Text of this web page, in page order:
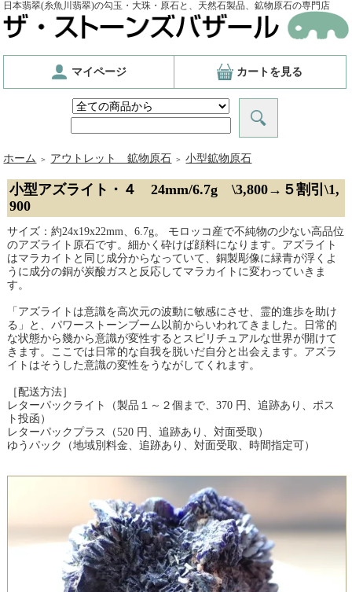
日本翡翠(糸魚川翡翠)の勾玉・大珠・原石と、天然石製品、鉱物原石の専門店
マイページ カートを見る
ホーム ＞ アウトレット 鉱物原石 ＞ 小型鉱物原石
小型アズライト・４ 24mm/6.7g \3,800→５割引\1,
900
サイズ：約24x19x22mm、6.7g。 モロッコ産で不純物の少ない高品位
のアズライト原石です。細かく砕けば顔料になります。アズライト
はマラカイトと同じ成分からなっていて、銅製彫像に緑青が浮くよ
うに成分の銅が炭酸ガスと反応してマラカイトに変わっていきま
す。
「アズライトは意識を高次元の波動に敏感にさせ、霊的進歩を助け
る」と、パワーストーンブーム以前からいわれてきました。日常的
な状態から幾から意識が変性するとスピリチュアルな世界が開けて
きます。ここでは日常的な自我を脱いだ自分と出会えます。アズラ
イトはそうした意識の変性をうながしてくれます。
［配送方法］
レターパックライト（製品１～２個まで、370 円、追跡あり、ポス
ト投函）
レターパックプラス（520 円、追跡あり、対面受取）
ゆうパック（地域別料金、追跡あり、対面受取、時間指定可）